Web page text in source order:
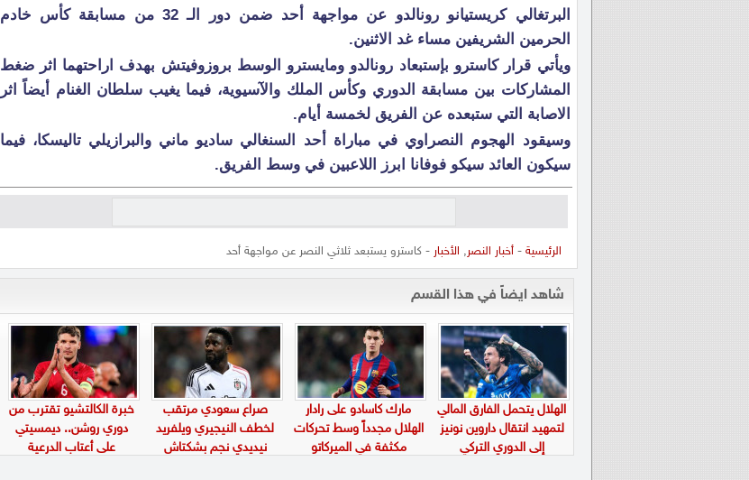
البرتغالي كريستيانو رونالدو عن مواجهة أحد ضمن دور الـ 32 من مسابقة كأس خادم
الحرمين الشريفين مساء غد الاثنين.
ويأتي قرار كاسترو بإستبعاد رونالدو ومايسترو الوسط بروزوفيتش بهدف اراحتهما اثر ضغط
المشاركات بين مسابقة الدوري وكأس الملك والآسيوية، فيما يغيب سلطان الغنام أيضاً اثر
الاصابة التي ستبعده عن الفريق لخمسة أيام.
وسيقود الهجوم النصراوي في مباراة أحد السنغالي ساديو ماني والبرازيلي تاليسكا، فيما
سيكون العائد سيكو فوفانا ابرز اللاعبين في وسط الفريق.
الرئيسية -أخبار النصر, الأخبار - كاسترو يستبعد ثلاثي النصر عن مواجهة أحد
شاهد ايضاً في هذا القسم
الهلال يتحمل الفارق المالي
لتمهيد انتقال داروين نونيز
إلى الدوري التركي
مارك كاسادو على رادار
الهلال مجدداً وسط تحركات
مكثفة في الميركاتو
صراع سعودي مرتقب
لخطف النيجيري ويلفريد
نيديدي نجم بشكتاش
خبرة الكالتشيو تقترب من
دوري روشن.. ديمسيتي
على أعتاب الدرعية